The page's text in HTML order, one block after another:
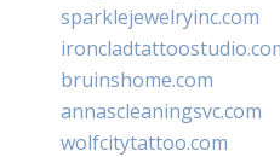
sparklejewelryinc.com
bruinshome.com
annascleaningsvc.com
wolfcitytattoo.com